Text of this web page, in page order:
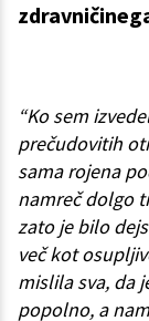
“Ko sem
prečudovitih
sama rojena
namreč dolgo
zato je bilo
več kot
mislila sva, da
popolno, a